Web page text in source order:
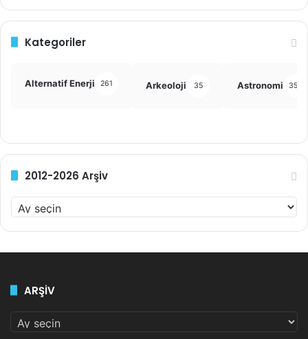
Kategoriler
Alternatif Enerji 261 Arkeoloji 35 Astronomi 355
2012-2026 Arşiv
0
1
ARŞİV
ARŞİV